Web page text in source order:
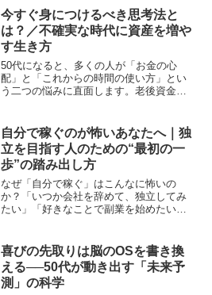
一度貧困の「一線」を越えてしまうと、
再起するために最も必要な...
今すぐ身につけるべき思考法と
は？／不確実な時代に資産を増や
す生き方
50代になると、多くの人が「お金の心
配」と「これからの時間の使い方」とい
う二つの悩みに直面します。老後資金は
らしをしたいのか。結論から言えば、こ
の時代を生き抜くために必...
自分で稼ぐのが怖いあなたへ｜独
立を目指す人のための“最初の一
歩”の踏み出し方
なぜ「自分で稼ぐ」はこんなに怖いの
か？「いつか会社を辞めて、独立してみ
たい」「好きなことで副業を始めたい」
不足のせいではありません。本当の理由
は――「失敗したらどうしよ...
喜びの先取りは脳のOSを書き換
える──50代が動き出す「未来予
測」の科学